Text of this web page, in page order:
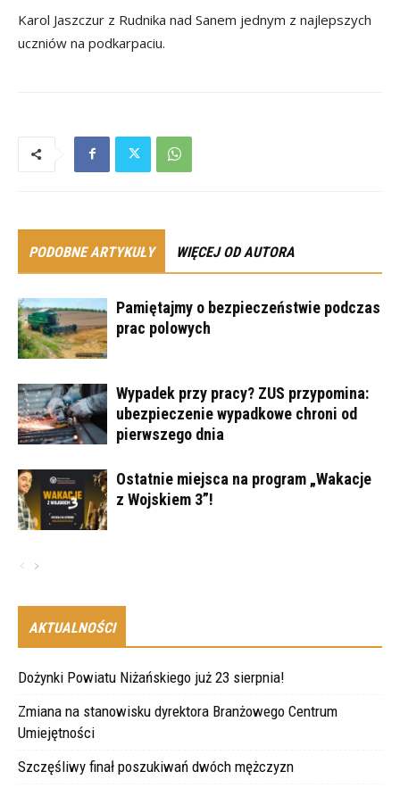
Karol Jaszczur z Rudnika nad Sanem jednym z najlepszych
uczniów na podkarpaciu.
PODOBNE ARTYKUŁY WIĘCEJ OD AUTORA
Pamiętajmy o bezpieczeństwie podczas
prac polowych
Wypadek przy pracy? ZUS przypomina:
ubezpieczenie wypadkowe chroni od
pierwszego dnia
Ostatnie miejsca na program „Wakacje
z Wojskiem 3”!
AKTUALNOŚCI
Dożynki Powiatu Niżańskiego już 23 sierpnia!
Zmiana na stanowisku dyrektora Branżowego Centrum
Umiejętności
Szczęśliwy finał poszukiwań dwóch mężczyzn